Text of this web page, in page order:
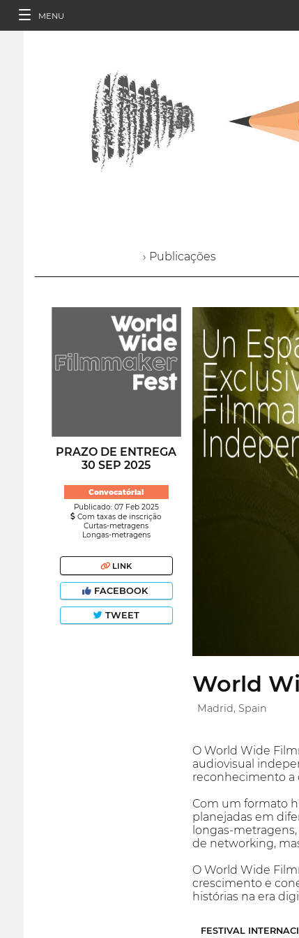
MENU
› Publicações
PRAZO DE ENTREGA
30 SEP 2025
Convocatória!
Publicado: 07 Feb 2025
Com taxas de inscrição
Curtas-metragens
Longas-metragens
LINK
FACEBOOK
TWEET
World
Madrid, Spain
O World Wide
audiovisual
reconhecimento a
Com um formato
planejadas em
longas-
de networking,
O World Wide
crescimento e
histórias na era
FESTIVAL